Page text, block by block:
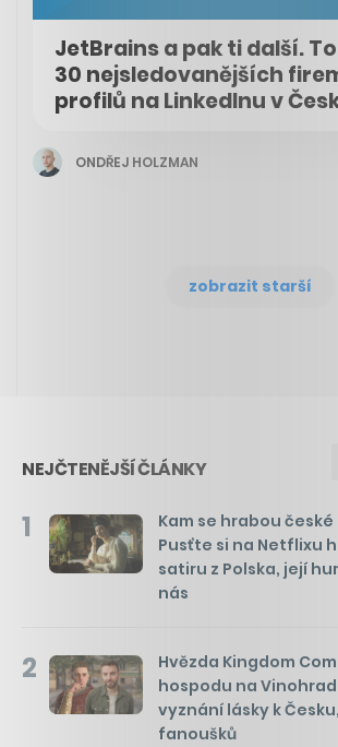
JetBrains a pak ti další.
30 nejsledovanějších
profilů na LinkedInu v
ONDŘEJ HOLZMAN
zobrazit starší
NEJČTENĚJŠÍ ČLÁNKY
1
Kam se hrabou
Pusťte si na Netflixu
satiru z Polska, její
nás
2
Hvězda Kingdom
hospodu na
vyznání lásky k
fanoušků